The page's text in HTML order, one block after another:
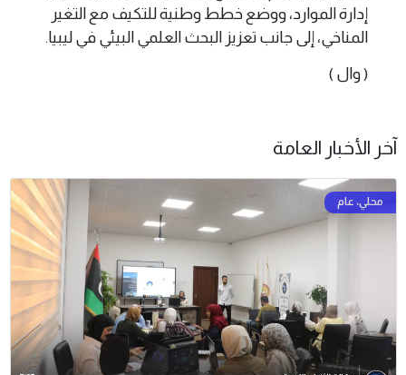
إدارة الموارد، ووضع خطط وطنية للتكيف مع التغير
المناخي، إلى جانب تعزيز البحث العلمي البيئي في ليبيا.
( وال )
آخر الأخبار العامة